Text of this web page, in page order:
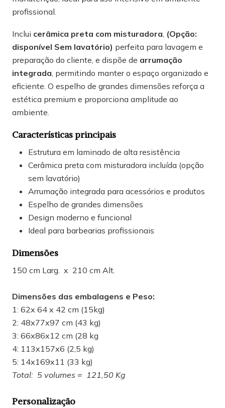
profissional.
Inclui cerâmica preta com misturadora, (Opção:
disponível Sem lavatório) perfeita para lavagem e
preparação do cliente, e dispõe de arrumação
integrada, permitindo manter o espaço organizado e
eficiente. O espelho de grandes dimensões reforça a
estética premium e proporciona amplitude ao
ambiente.
Características principais
Estrutura em laminado de alta resistência
Cerâmica preta com misturadora incluída (opção
sem lavatório)
Arrumação integrada para acessórios e produtos
Espelho de grandes dimensões
Design moderno e funcional
Ideal para barbearias profissionais
Dimensões
150 cm Larg. x 210 cm Alt.
Dimensões das embalagens e Peso:
1: 62x 64 x 42 cm (15kg)
2: 48x77x97 cm (43 kg)
3: 66x86x12 cm (28 kg
4: 113x157x6 (2,5 kg)
5: 14x169x11 (33 kg)
Total: 5 volumes = 121,50 Kg
Personalização